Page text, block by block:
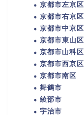
京都市左京区
京都市右京区
京都市中京区
京都市東山区
京都市山科区
京都市西京区
京都市南区
舞鶴市
綾部市
宇治市